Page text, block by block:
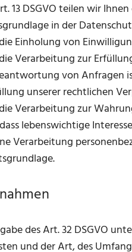
13 DSGVO teilen wir
in der
Einholung von
Verarbeitung zur
von Anfragen
unserer rechtlichen
Verarbeitung zur
lebenswichtige
Verarbeitung
des Art. 32 DSGVO
und der Art, des